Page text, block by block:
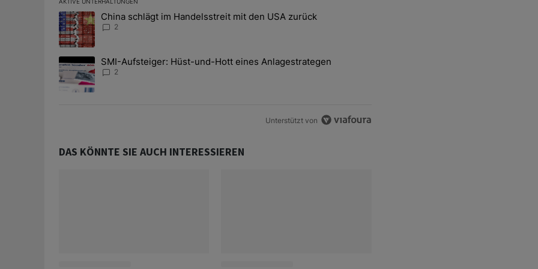
Das Folgende ist eine Liste der am meisten kommentierten Artikel der letzten 7 days.
Ein Trendartikel mit dem Titel "China schlägt im Handelsstreit mit den USA zurück" mit 2 kommentare.
China schlägt im Handelsstreit mit den USA zurück
2
Ein Trendartikel mit dem Titel "SMI-Aufsteiger: Hüst-und-Hott eines Anlagestrategen" mit 2 kommentare.
SMI-Aufsteiger: Hüst-und-Hott eines Anlagestrategen
2
Unterstützt von
DAS KÖNNTE SIE AUCH INTERESSIEREN